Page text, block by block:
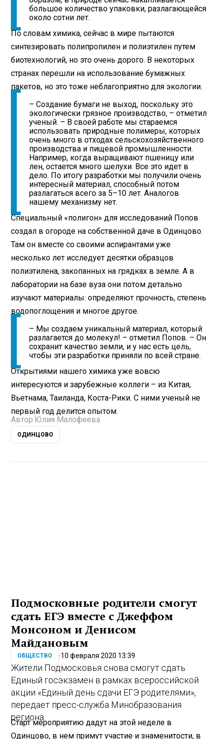
большое количество упаковки, разлагающейся
около сотни лет.
По словам химика, сейчас в мире пытаются
синтезировать полипропилен и полиэтилен путем
биотехнологий, но это очень дорого. В некоторых
странах перешли на использование бумажных
пакетов, но это тоже неблагоприятно для экологии.
– Создание бумаги не выход, поскольку это
экологически грязное производство, – отметил
ученый. – В своей работе мы стараемся
использовать природные полимеры, которых
очень много в отходах сельскохозяйственного
производства и пищевой промышленности.
Например, когда выращивают пшеницу или
лен, остается много шелухи. Все это идет в
дело. По итогу разработки мы получили очень
интересный материал, способный потом
разлагаться всего за 5–10 лет. Аналогов
нашему механизму нет.
Специальный «полигон» для исследований Попов
создал в огороде на собственной даче в Одинцово.
Там он вместе со своими аспирантами уже
несколько лет исследует десятки образцов
полиэтилена, закопанных на грядках в земле. А в
лаборатории на базе вуза они потом детально
изучают материалы: определяют прочность, степень
водопоглощения и многое другое.
– Мы создаем уникальный материал, который
разлагается до молекул! – отметил Попов. – Он
сохранит качество земли, и у нас есть цель,
чтобы эти разработки приняли по всей стране.
Открытиями нашего химика уже вовсю
интересуются и зарубежные коллеги – из Китая,
Вьетнама, Таиланда, Коста-Рики. С ними ученый не
первый год делится опытом.
Автор: Юлия Малофеева
ОДИНЦОВО
Подмосковные родители смогут
сдать ЕГЭ вместе с Джеффом
Монсоном и Денисом
Майдановым
ОБЩЕСТВО 10 февраля 2020 13:39
Жители Подмосковья снова смогут сдать
Единый госэкзамен в рамках всероссийской
акции «Единый день сдачи ЕГЭ родителями»,
передает пресс-служба Минобразования
региона.
Старт мероприятию дадут на этой неделе в
Одинцово, в нем примут участие и знаменитости, в